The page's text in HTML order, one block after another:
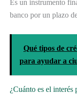
Es un instrumento
banco por un plazo
Qué tipos de
para ayudar a
¿Cuánto es el